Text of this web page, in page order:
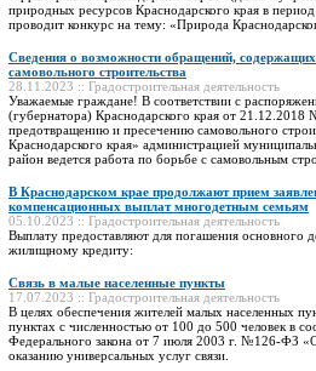
природных ресурсов Краснодарского края в
проводит конкурс на тему: «Природа
Сведения о возможности обращений,
самовольного строительства
28.11.2023 :: Градостроительная деятельность
Уважаемые граждане! В соответствии с
(губернатора) Краснодарского края от
предотвращению и пресечению самовольного
Краснодарского края» администрацией
район ведется работа по борьбе с самовольным
В Краснодарском крае продолжают прием
компенсационных выплат многодетным семьям
05.10.2023 :: Градостроительная деятельность
Выплату предоставляют для погашения основного
жилищному кредиту:
Связь в малые населенные пункты
17.07.2023 :: Градостроительная деятельность
В целях обеспечения жителей малых населенных
пунктах с численностью от 100 до 500 человек в
Федерального закона от 7 июля 2003 г. №126-ФЗ
оказанию универсальных услуг связи.